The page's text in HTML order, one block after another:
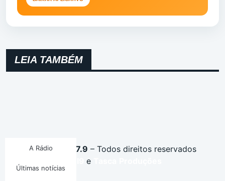
LEIA TAMBÉM
A Rádio
Últimas notícias
Montenegro FM 87.9 – Todos direitos reservados
e